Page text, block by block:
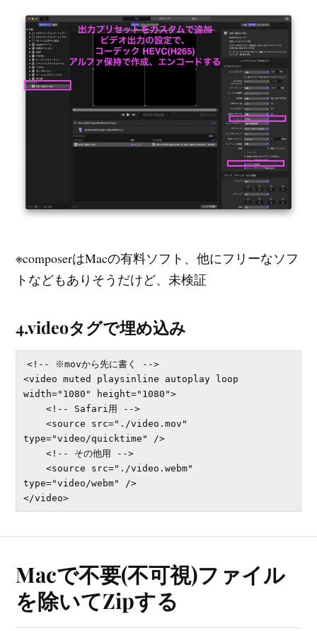
※composerはMacの有料ソフト、他にフリーなソフ
トなどもありそうだけど、未検証
4.videoタグで埋め込み
<!-- ※movから先に書く -->
<video muted playsinline autoplay loop
width="1080" height="1080">
    <!-- Safari用 -->
    <source src="./video.mov"
type="video/quicktime" />
    <!-- その他用 -->
    <source src="./video.webm"
type="video/webm" />
Macで不要(不可視)ファイル
を除いてZipする